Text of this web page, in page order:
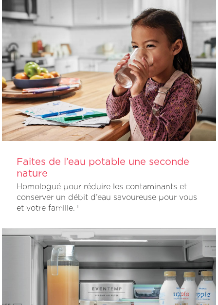
Faites de l’eau potable une seconde
nature
Homologué pour réduire les contaminants et
conserver un débit d’eau savoureuse pour vous
et votre famille.1